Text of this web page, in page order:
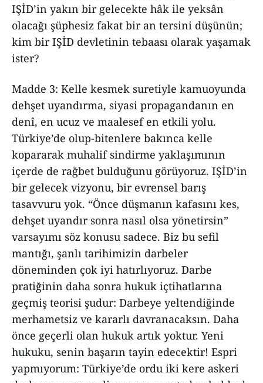
IŞİD’in yakın bir gelecekte hâk ile yeksân
olacağı şüphesiz fakat bir an tersini düşünün;
kim bir IŞİD devletinin tebaası olarak yaşamak
ister?
Madde 3: Kelle kesmek suretiyle kamuoyunda
dehşet uyandırma, siyasi propagandanın en
denî, en ucuz ve maalesef en etkili yolu.
Türkiye’de olup-bitenlere bakınca kelle
kopararak muhalif sindirme yaklaşımının
içerde de rağbet bulduğunu görüyoruz. IŞİD’in
bir gelecek vizyonu, bir evrensel barış
tasavvuru yok. “Önce düşmanın kafasını kes,
dehşet uyandır sonra nasıl olsa yönetirsin”
varsayımı söz konusu sadece. Biz bu sefil
mantığı, şanlı tarihimizin darbeler
döneminden çok iyi hatırlıyoruz. Darbe
pratiğinin daha sonra hukuk içtihatlarına
geçmiş teorisi şudur: Darbeye yeltendiğinde
merhametsiz ve kararlı davranacaksın. Daha
önce geçerli olan hukuk artık yoktur. Yeni
hukuku, senin başarın tayin edecektir! Espri
yapmıyorum: Türkiye’de ordu iki kere askeri